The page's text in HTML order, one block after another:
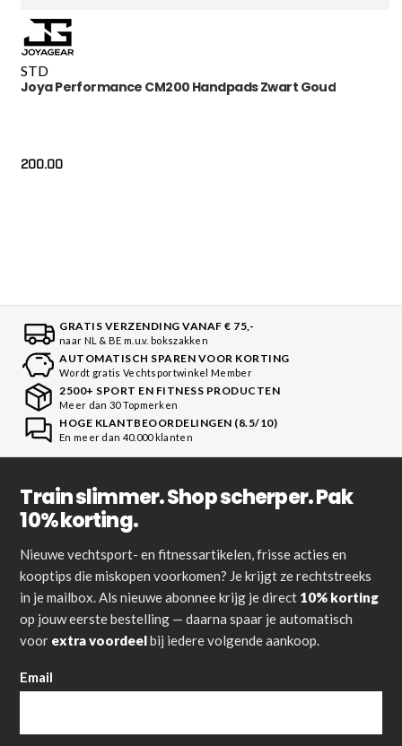
STD
Joya Performance CM200 Handpads Zwart Goud
200.00
GRATIS VERZENDING VANAF € 75,-
naar NL & BE m.u.v. bokszakken
AUTOMATISCH SPAREN VOOR KORTING
Wordt gratis Vechtsportwinkel Member
2500+ SPORT EN FITNESS PRODUCTEN
Meer dan 30 Topmerken
HOGE KLANTBEOORDELINGEN (8.5/10)
En meer dan 40.000 klanten
Train slimmer. Shop scherper. Pak
10% korting.
Nieuwe vechtsport- en fitnessartikelen, frisse acties en
kooptips die miskopen voorkomen? Je krijgt ze rechtstreeks
in je mailbox. Als nieuwe abonnee krijg je direct 10% korting
op jouw eerste bestelling — daarna spaar je automatisch
voor extra voordeelbij iedere volgende aankoop.
Email